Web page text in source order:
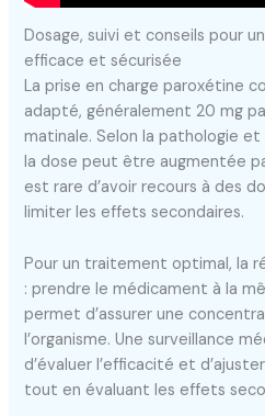
Dosage, suivi et conseils pour
efficace et sécurisée
La prise en charge paroxétine
adapté, généralement 20 mg
matinale. Selon la pathologie
la dose peut être augmentée
est rare d’avoir recours à des
limiter les effets secondaires.
Pour un traitement optimal, la
: prendre le médicament à la
permet d’assurer une
l’organisme. Une surveillance
d’évaluer l’efficacité et
tout en évaluant les effets